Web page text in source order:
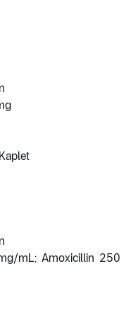
mL; Amoxicillin 250